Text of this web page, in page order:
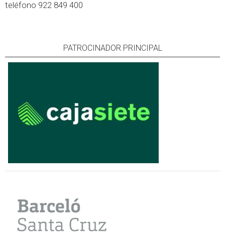
teléfono 922 849 400
PATROCINADOR PRINCIPAL